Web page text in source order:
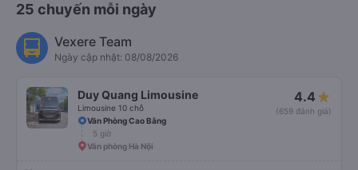
25 chuyến mỗi ngày
Vexere Team
Ngày cập nhật: 08/08/2026
Duy Quang Limousine
Limousine 10 chỗ
4.4
(659 đánh giá)
Văn Phòng Cao Bằng
5 giờ
Văn phòng Hà Nội